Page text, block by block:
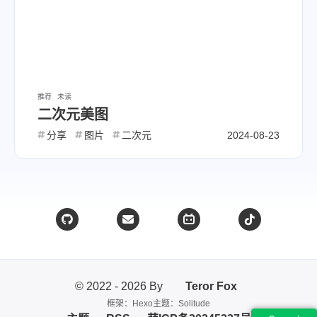
推荐 未读
二次元美图
分享 图片 二次元 2024-08-23
© 2022 - 2026 By Teror Fox
框架：Hexo主题：Solitude